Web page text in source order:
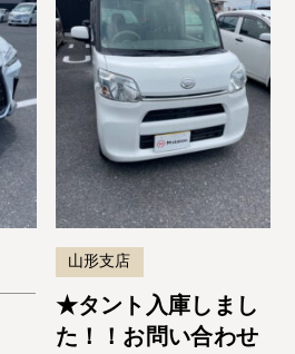
山形支店
★タント入庫しまし
た！！お問い合わせ